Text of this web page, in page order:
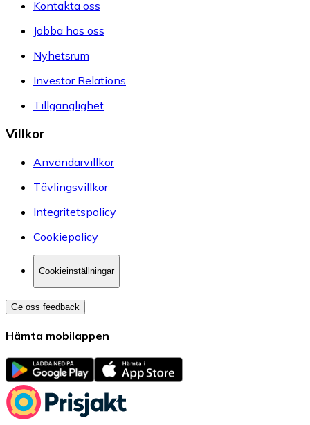
Kontakta oss
Jobba hos oss
Nyhetsrum
Investor Relations
Tillgänglighet
Villkor
Användarvillkor
Tävlingsvillkor
Integritetspolicy
Cookiepolicy
Cookieinställningar
Ge oss feedback
Hämta mobilappen